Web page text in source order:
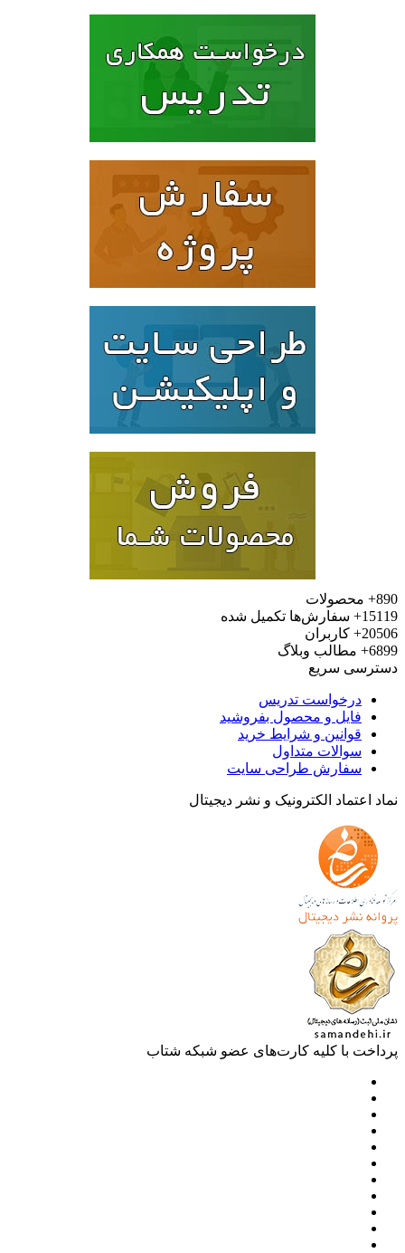
محصولات
سفارش‌ها تکمیل شده
کاربران
مطالب وبلاگ
سریع
درخواست تدریس
فایل و محصول بفروشید
قوانین و شرایط خرید
سوالات متداول
سفارش طراحی سایت
اعتماد الکترونیک و نشر دیجیتال
با کلیه کارت‌های عضو شبکه شتاب